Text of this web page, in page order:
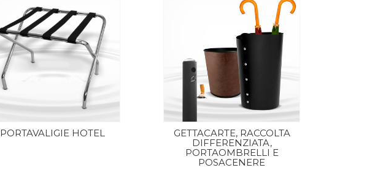
PORTAVALIGIE HOTEL
GETTACARTE, RACCOLTA
DIFFERENZIATA,
PORTAOMBRELLI E
POSACENERE